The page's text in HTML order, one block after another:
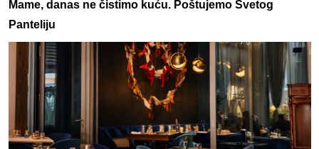
Mame, danas ne čistimo kuću. Poštujemo Svetog
Panteliju